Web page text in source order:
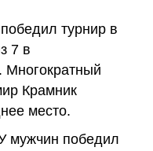
турнир в
7 в
Многократный
Крамник
место.
победил